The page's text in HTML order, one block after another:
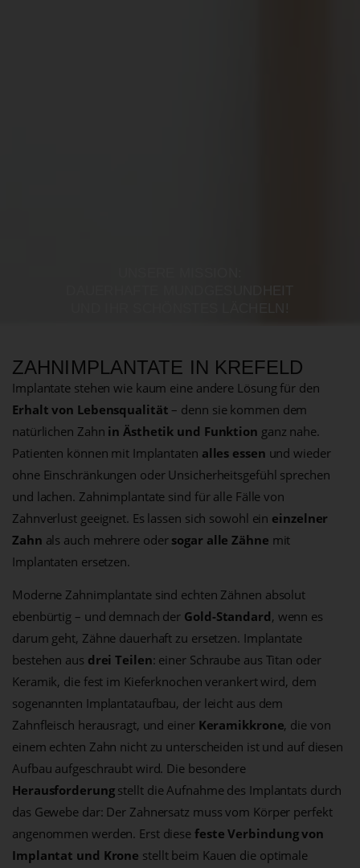
ZAHNIMPLANTATE IN KREFELD
Implantate stehen wie kaum eine andere Lösung für den
Erhalt von Lebensqualität – denn sie kommen dem
natürlichen Zahn in Ästhetik und Funktion ganz nahe.
Patienten können mit Implantaten alles essen und wieder
ohne Einschränkungen oder Unsicherheitsgefühl sprechen
und lachen. Zahnimplantate sind für alle Fälle von
Zahnverlust geeignet. Es lassen sich sowohl ein einzelner
Zahn als auch mehrere oder sogar alle Zähne mit
Implantaten ersetzen.
Moderne Zahnimplantate sind echten Zähnen absolut
ebenbürtig – und demnach der Gold-Standard, wenn es
darum geht, Zähne dauerhaft zu ersetzen. Implantate
bestehen aus drei Teilen: einer Schraube aus Titan oder
Keramik, die fest im Kieferknochen verankert wird, dem
sogenannten Implantataufbau, der leicht aus dem
Zahnfleisch herausragt, und einer Keramikkrone, die von
einem echten Zahn nicht zu unterscheiden ist und auf diesen
Aufbau aufgeschraubt wird. Die besondere
Herausforderungstellt die Aufnahme des Implantats durch
das Gewebe dar: Der Zahnersatz muss vom Körper perfekt
angenommen werden. Erst diese feste Verbindung von
Implantat und Krone stellt beim Kauen die optimale